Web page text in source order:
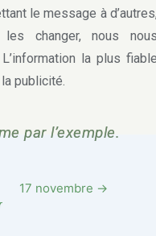
le message à
changer, nous
la plus
publicité.
par l’exemple.
17 novembre →